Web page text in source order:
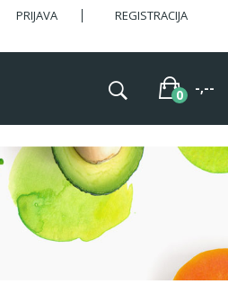
PRIJAVA REGISTRACIJA
-,--